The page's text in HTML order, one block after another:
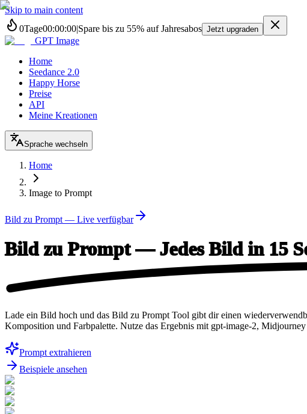
Skip to main content
0Tage00:00:00|Spare bis zu 55% auf Jahresabos Jetzt upgraden
GPT Image
Home
Seedance 2.0
Happy Horse
Preise
API
Meine Kreationen
Sprache wechseln
Home
Image to Prompt
Bild zu Prompt — Live verfügbar
Bild zu Prompt — Jedes Bild in 15
Lade ein Bild hoch und das Bild zu Prompt Tool gibt dir einen
Komposition und Farbpalette. Nutze das Ergebnis mit gpt-image-2,
Prompt extrahieren
Beispiele ansehen